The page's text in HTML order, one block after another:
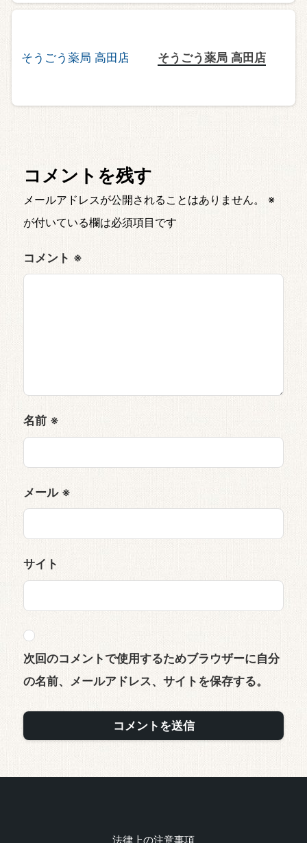
そうごう薬局 高田店
コメントを残す
メールアドレスが公開されることはありません。
※
が付いている欄は必須項目です
コメント ※
名前 ※
メール ※
サイト
次回のコメントで使用するためブラウザーに自分
の名前、メールアドレス、サイトを保存する。
法律上の注意事項